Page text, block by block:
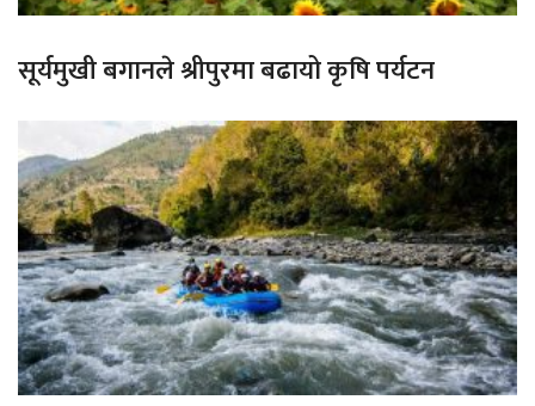
सूर्यमुखी बगानले श्रीपुरमा बढायो कृषि पर्यटन